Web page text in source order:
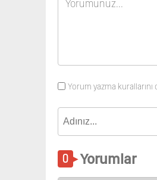
Yorum yazma
Yorumlar